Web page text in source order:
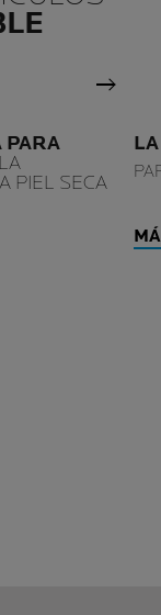
Panel
PARA
LA
PIEL SECA